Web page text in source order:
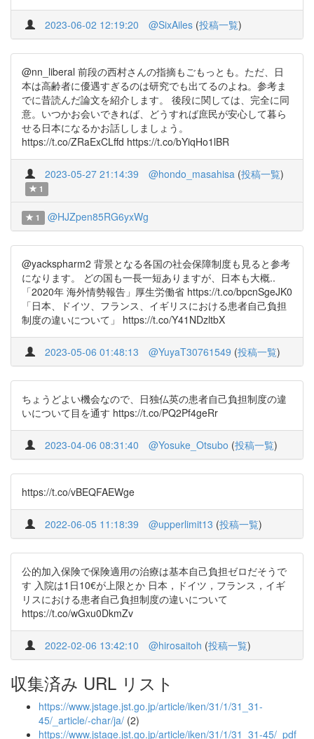
2023-06-02 12:19:20 @SixAiles (投稿一覧)
@nn_liberal 前段の西村さんの指摘もごもっとも。ただ、日
本は高齢者に優遇すぎるのは研究でも出てるのよね。参考ま
でに昔読んだ論文を紹介します。 後段に関しては、完全に同
意。いつかお会いできれば、どうすれば庶民が安心して暮ら
せる日本になるかお話ししましょう。
https://t.co/ZRaExCLffd https://t.co/bYiqHo1lBR
2023-05-27 21:14:39 @hondo_masahisa (投稿一覧)
1
1 @HJZpen85RG6yxWg
@yackspharm2 背景となる各国の社会保障制度も見ると参考
になります。 どの国も一長一短ありますが、日本も大概..
「2020年 海外情勢報告」厚生労働省 https://t.co/bpcnSgeJK0
「日本、ドイツ、フランス、イギリスにおける患者自己負担
制度の違いについて」 https://t.co/Y41NDzltbX
2023-05-06 01:48:13 @YuyaT30761549 (投稿一覧)
ちょうどよい機会なので、日独仏英の患者自己負担制度の違
いについて目を通す https://t.co/PQ2Pf4geRr
2023-04-06 08:31:40 @Yosuke_Otsubo (投稿一覧)
https://t.co/vBEQFAEWge
2022-06-05 11:18:39 @upperlimit13 (投稿一覧)
公的加入保険で保険適用の治療は基本自己負担ゼロだそうで
す 入院は1日10€が上限とか 日本，ドイツ，フランス，イギ
リスにおける患者自己負担制度の違いについて
https://t.co/wGxu0DkmZv
2022-02-06 13:42:10 @hirosaitoh (投稿一覧)
収集済み URL リスト
https://www.jstage.jst.go.jp/article/iken/31/1/31_31-
45/_article/-char/ja/ (2)
https://www.jstage.jst.go.jp/article/iken/31/1/31_31-45/_pdf